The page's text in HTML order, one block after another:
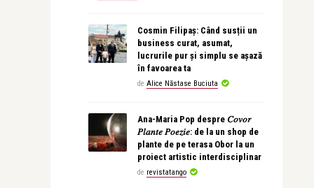
Cosmin Filipaș: Când susții un
business curat, asumat,
lucrurile pur și simplu se așază
în favoarea ta
de Alice Năstase Buciuta
Ana-Maria Pop despre 𝐶𝑜𝑣𝑜𝑟
𝑃𝑙𝑎𝑛𝑡𝑒 𝑃𝑜𝑒𝑧𝑖𝑒: de la un shop de
plante de pe terasa Obor la un
proiect artistic interdisciplinar
de revistatango